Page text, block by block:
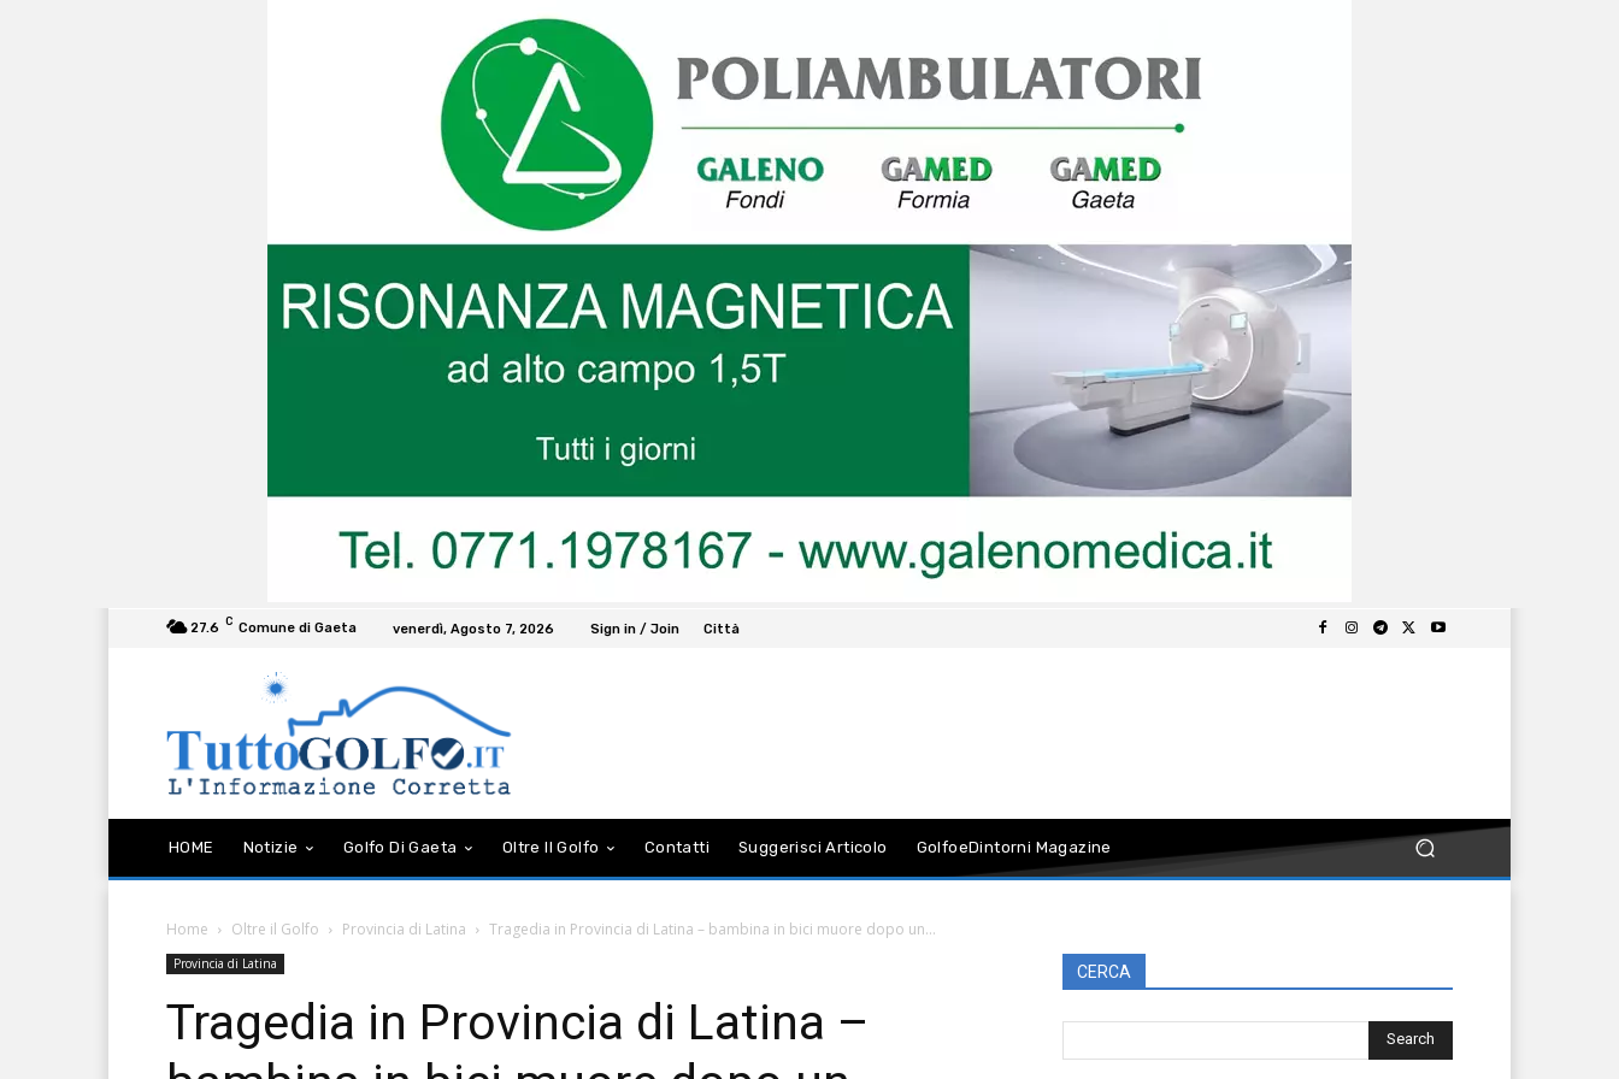
27.6 C Comune di Gaeta venerdì, Agosto 7, 2026 Sign in / Join Città
HOME Notizie Golfo Di Gaeta Oltre Il Golfo Contatti Suggerisci Articolo GolfoeDintorni Magazine
Home Oltre il Golfo Provincia di Latina Tragedia in Provincia di Latina – bambina in bici muore dopo un...
Provincia di Latina
Tragedia in Provincia di Latina –
CERCA